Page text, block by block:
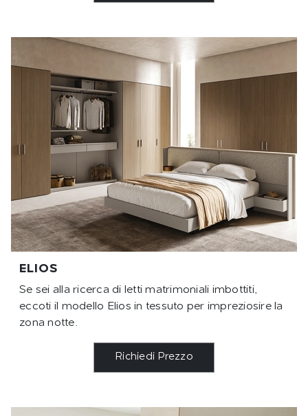
ELIOS
Se sei alla ricerca di letti matrimoniali imbottiti,
eccoti il modello Elios in tessuto per impreziosire la
zona notte.
Richiedi Prezzo